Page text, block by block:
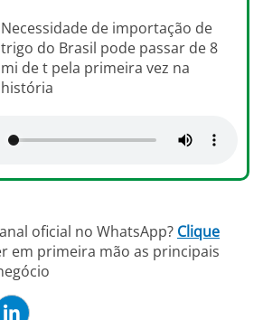
Necessidade de importação de
trigo do Brasil pode passar de 8
mi de t pela primeira vez na
história
oficial no WhatsApp? Clique
em primeira mão as principais